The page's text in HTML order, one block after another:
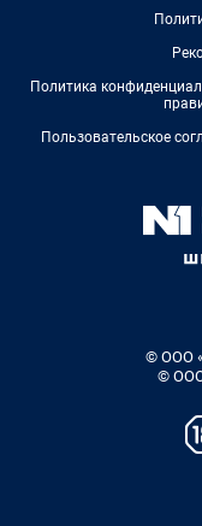
Политика
Пользовательское
© ООО
© ООО